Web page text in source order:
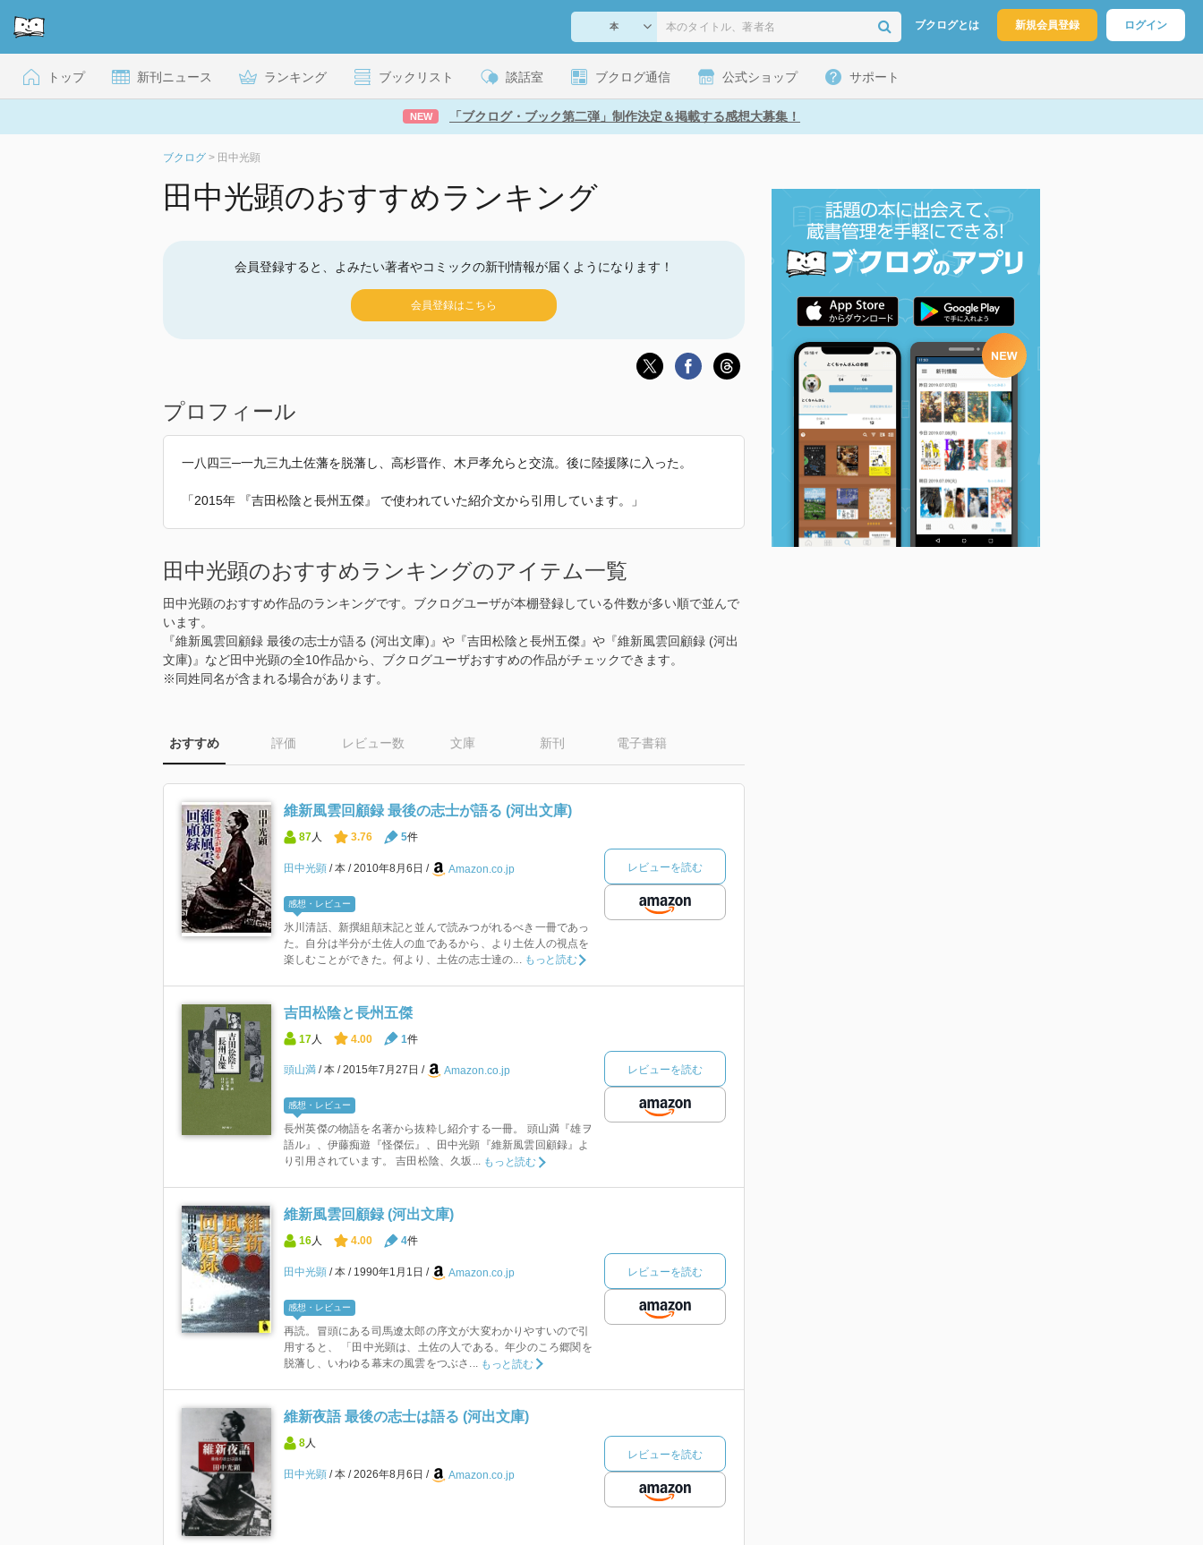
ブクログとは 新規会員登録 ログイン
トップ 新刊ニュース ランキング ブックリスト 談話室 ブクログ通信 公式ショップ サポート
NEW 「ブクログ・ブック第二弾」制作決定＆掲載する感想大募集！
ブクログ > 田中光顕
田中光顕のおすすめランキング
会員登録すると、よみたい著者やコミックの新刊情報が届くようになります！
会員登録はこちら
プロフィール
一八四三─一九三九土佐藩を脱藩し、高杉晋作、木戸孝允らと交流。後に陸援隊に入った。
「2015年 『吉田松陰と長州五傑』 で使われていた紹介文から引用しています。」
田中光顕のおすすめランキングのアイテム一覧
田中光顕のおすすめ作品のランキングです。ブクログユーザが本棚登録している件数が多い順で並んで
います。
『維新風雲回顧録 最後の志士が語る (河出文庫)』や『吉田松陰と長州五傑』や『維新風雲回顧録 (河出
文庫)』など田中光顕の全10作品から、ブクログユーザおすすめの作品がチェックできます。
※同姓同名が含まれる場合があります。
おすすめ 評価 レビュー数 文庫 新刊 電子書籍
維新風雲回顧録 最後の志士が語る (河出文庫)
87人 3.76 5件
田中光顕 本 2010年8月6日 Amazon.co.jp
感想・レビュー
氷川清話、新撰組顛末記と並んで読みつがれるべき一冊であっ
た。自分は半分が土佐人の血であるから、より土佐人の視点を
楽しむことができた。何より、土佐の志士達の...
もっと読む
レビューを読む
吉田松陰と長州五傑
17 人 4.00 1件
頭山満 本 2015年7月27日 Amazon.co.jp
感想・レビュー
長州英傑の物語を名著から抜粋し紹介する一冊。 頭山満『雄ヲ
語ル』、伊藤痴遊『怪傑伝』、田中光顕『維新風雲回顧録』よ
り引用されています。 吉田松陰、久坂... もっと読む
レビューを読む
維新風雲回顧録 (河出文庫)
16人 4.00 4件
田中光顕 本 1990年1月1日 Amazon.co.jp
感想・レビュー
再読。冒頭にある司馬遼太郎の序文が大変わかりやすいので引
用すると、 「田中光顕は、土佐の人である。年少のころ郷関を
脱藩し、いわゆる幕末の風雲をつぶさ... もっと読む
レビューを読む
維新夜語 最後の志士は語る (河出文庫)
8 人
田中光顕 本 2026年8月6日 Amazon.co.jp
レビューを読む